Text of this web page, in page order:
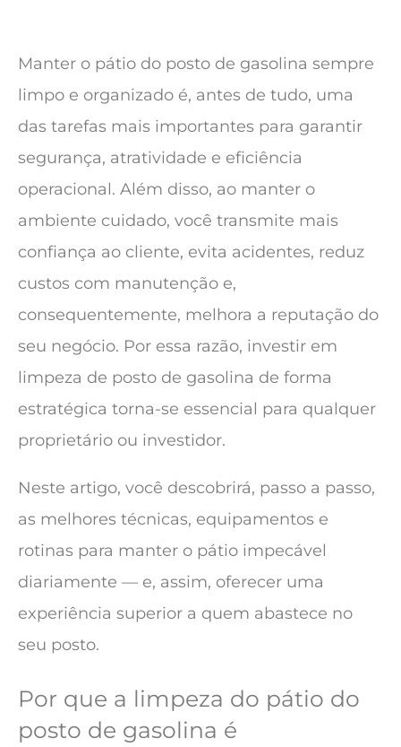
Manter o pátio do posto de gasolina sempre
limpo e organizado é, antes de tudo, uma
das tarefas mais importantes para garantir
segurança, atratividade e eficiência
operacional. Além disso, ao manter o
ambiente cuidado, você transmite mais
confiança ao cliente, evita acidentes, reduz
custos com manutenção e,
consequentemente, melhora a reputação do
seu negócio. Por essa razão, investir em
limpeza de posto de gasolina de forma
estratégica torna-se essencial para qualquer
proprietário ou investidor.
Neste artigo, você descobrirá, passo a passo,
as melhores técnicas, equipamentos e
rotinas para manter o pátio impecável
diariamente — e, assim, oferecer uma
experiência superior a quem abastece no
seu posto.
Por que a limpeza do pátio do
posto de gasolina é